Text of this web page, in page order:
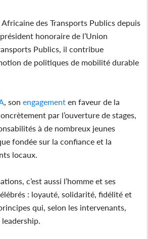
Africaine des Transports Publics depuis
honoraire de l’Union
Publics, il contribue
de politiques de mobilité durable
, son engagement en faveur de la
par l’ouverture de stages,
à de nombreux jeunes
fondée sur la confiance et la
locaux.
c’est aussi l’homme et ses
: loyauté, solidarité, fidélité et
qui, selon les intervenants,